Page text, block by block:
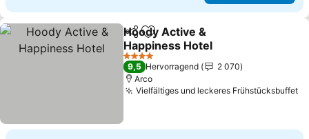
TeilenZu Favoriten hinzufügen
Hoody Active &
Happiness Hotel
Preise sehen
4 Sterne
9,5 Hervorragend
2 070
Arco
Vielfältiges und leckeres Frühstücksbuffet